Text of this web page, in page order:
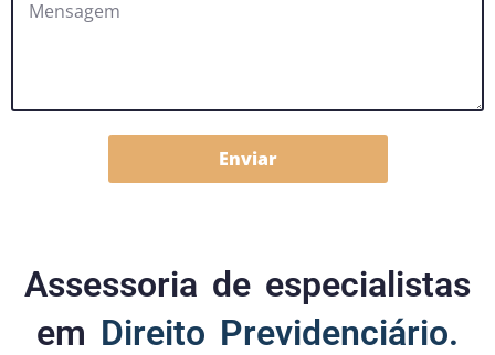
Enviar
Assessoria de especialistas
em Direito Previdenciário.